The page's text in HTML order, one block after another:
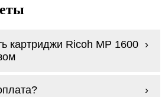
картриджи Ricoh MP 1600
и сделаем это бесплатно